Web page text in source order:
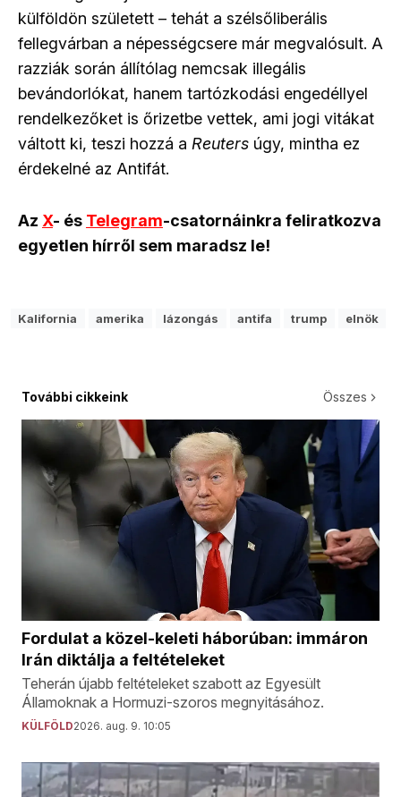
külföldön született – tehát a szélsőliberális
fellegvárban a népességcsere már megvalósult. A
razziák során állítólag nemcsak illegális
bevándorlókat, hanem tartózkodási engedéllyel
rendelkezőket is őrizetbe vettek, ami jogi vitákat
váltott ki, teszi hozzá a Reuters úgy, mintha ez
érdekelné az Antifát.
Az X- és Telegram-csatornáinkra feliratkozva
egyetlen hírről sem maradsz le!
Kalifornia amerika lázongás antifa trump elnök
További cikkeink Összes
Fordulat a közel-keleti háborúban: immáron
Irán diktálja a feltételeket
Teherán újabb feltételeket szabott az Egyesült
Államoknak a Hormuzi-szoros megnyitásához.
KÜLFÖLD2026. aug. 9. 10:05